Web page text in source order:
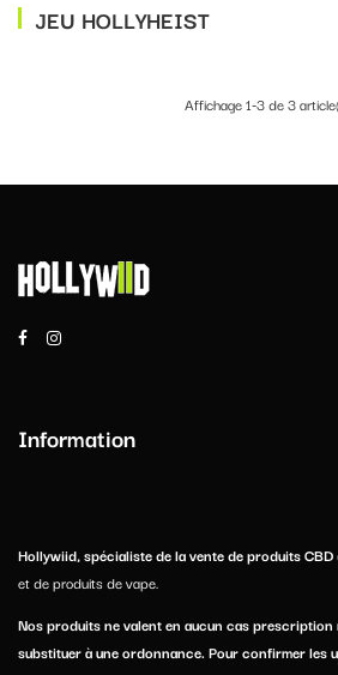
JEU HOLLYHEIST
Affichage 1-3 de 3
Information
Hollywiid, spécialiste de la vente de produits CBD
et de produits de vape.
Nos produits ne valent en aucun cas prescription
substituer à une ordonnance. Pour confirmer les